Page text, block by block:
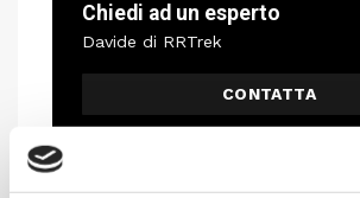
Chiedi ad un esperto
Davide di RRTrek
CONTATTA